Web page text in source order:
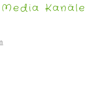
Kanäle